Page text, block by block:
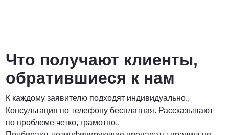
Что получают клиенты,
обратившиеся к нам
К каждому заявителю подходят индивидуально.,
Консультация по телефону бесплатная. Рассказывают
по проблеме четко, грамотно.,